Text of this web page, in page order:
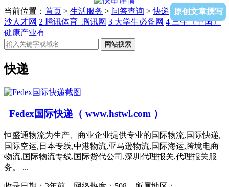
原创文章撰写
当前位置： 首页 > 生活服务 > 问答查询 >快递 >列表页面1下
沙人才网 2 腾讯体育_腾讯网 3 大学生必备网 4三生（中国）
健康产业有
网站搜索
快递
Fedex国际快递（ www.hstwl.com ）
恒盛通物流为生产、商业企业提供专业的国际物流,国际快递,
国际空运,日本专线,中港物流,亚马逊物流,国际海运,跨境电商
物流,国际物流专线,国际货代公司,深圳代理报关,代理报关服
务。 ...